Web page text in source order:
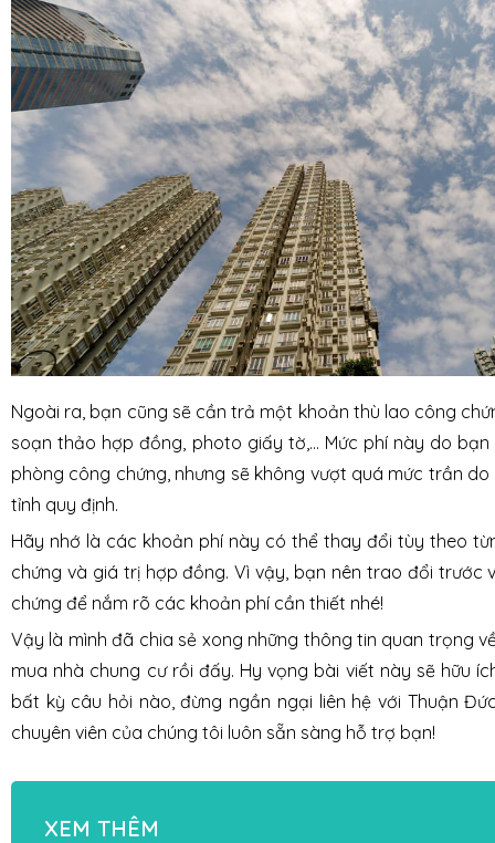
Ngoài ra, bạn cũng sẽ cần trả một khoản thù lao công
soạn thảo hợp đồng, photo giấy tờ,... Mức phí này do
phòng công chứng, nhưng sẽ không vượt quá mức trần
tỉnh quy định.
Hãy nhớ là các khoản phí này có thể thay đổi tùy theo
chứng và giá trị hợp đồng. Vì vậy, bạn nên trao đổi trước
chứng để nắm rõ các khoản phí cần thiết nhé!
Vậy là mình đã chia sẻ xong những thông tin quan trọng
mua nhà chung cư rồi đấy. Hy vọng bài viết này sẽ hữu
bất kỳ câu hỏi nào, đừng ngần ngại liên hệ với Thuận
chuyên viên của chúng tôi luôn sẵn sàng hỗ trợ bạn!
XEM THÊM